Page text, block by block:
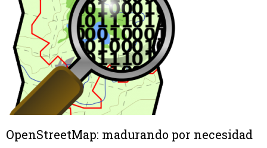
OpenStreetMap: madurando por necesidad